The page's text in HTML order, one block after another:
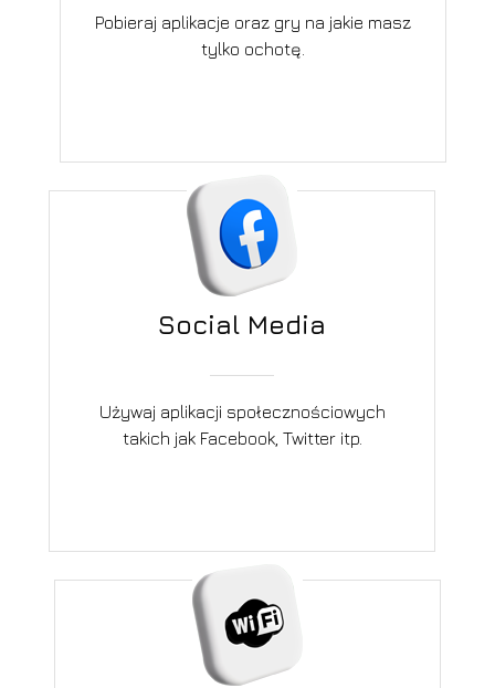
Pobieraj aplikacje oraz gry na jakie masz
tylko ochotę.
Social Media
Używaj aplikacji społecznościowych
takich jak Facebook, Twitter itp.